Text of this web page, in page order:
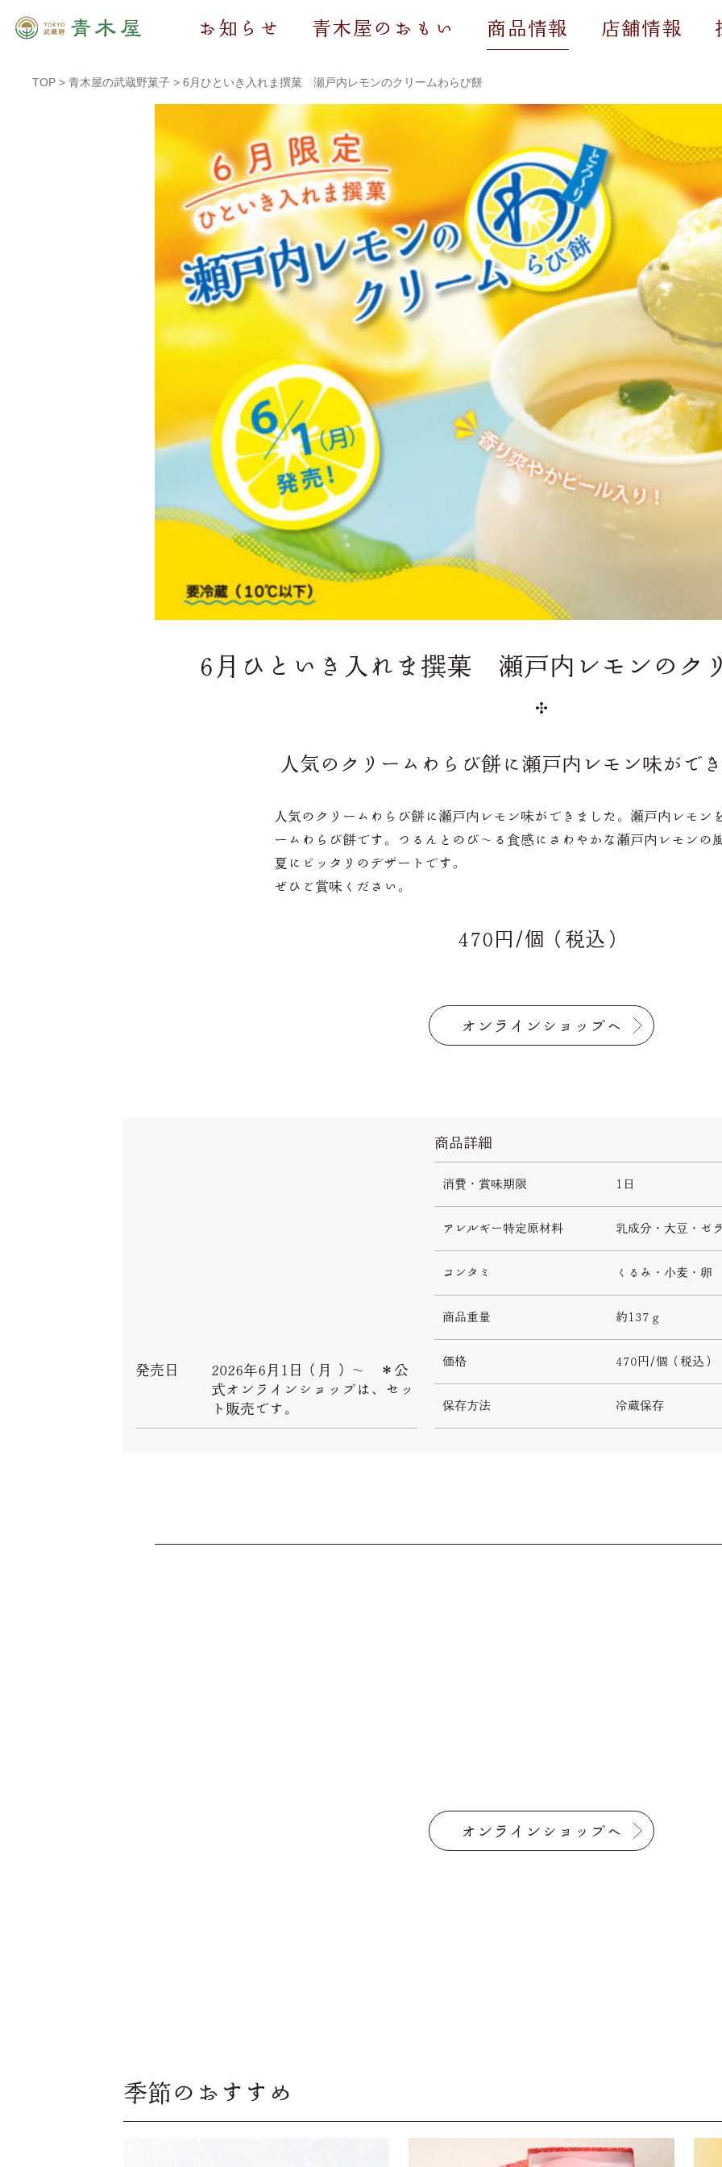
お知らせ 青木屋のおもい 商品情報 店舗情報
TOP > 青木屋の武蔵野菓子 > 6月ひといき入れま撰菓 瀬戸内レモンのクリームわらび餅
6月ひといき入れま撰菓 瀬戸内レモンのク
人気のクリームわらび餅に瀬戸内レモン味がで
人気のクリームわらび餅に瀬戸内レモン味ができました。瀬戸内レモン
ームわらび餅です。つるんとのび～る食感にさわやかな瀬戸内レモンの
夏にピッタリのデザートです。
ぜひご賞味ください。
470円/個（税込）
オンラインショップへ
発売日
2026年6月1日（月 ）～ ＊公
式オンラインショップは、セッ
ト販売です。
商品詳細
消費・賞味期限 1日
アレルギー特定原材料 乳成分・大豆・ゼ
コンタミ くるみ・小麦・卵
商品重量 約137ｇ
価格 470円/個（税込）
保存方法 冷蔵保存
オンラインショップへ
季節のおすすめ